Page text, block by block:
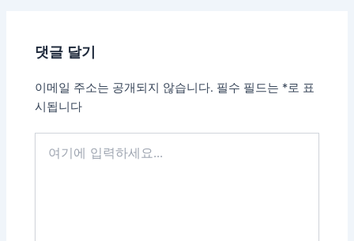
댓글 달기
이메일 주소는 공개되지 않습니다. 필수 필드는 *로 표
시됩니다